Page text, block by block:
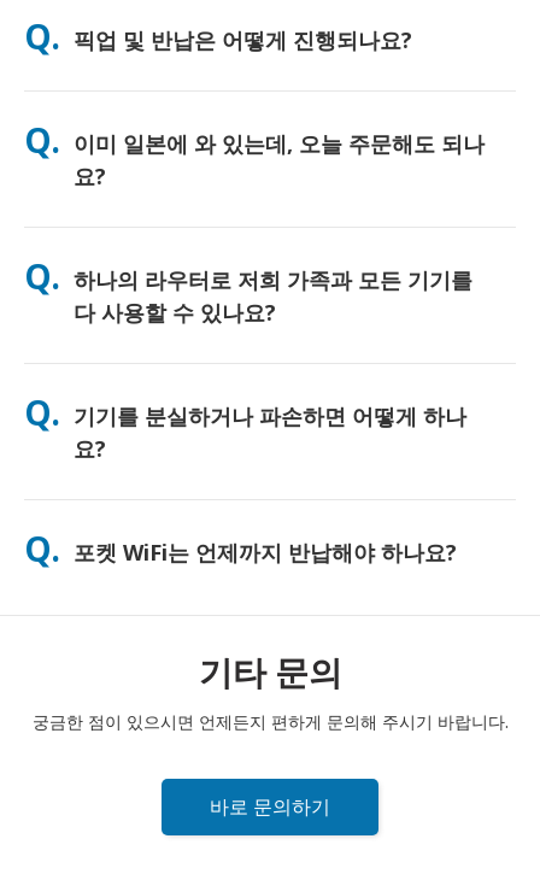
만큼 데이터를 자유롭게 사용하실 수 있습니다. 다만, 모든 모바일
네트워크와 마찬가지로 일시적인 통신망 혼잡으로 인해 속도 저하
가 발생할 수 있습니다. 만약 정책적인 속도 제한이 발생할 경우,
Q. 픽업 및 반납은 어떻게 진행되나요?
주요 공항에서 직접 수령하시거나, 호텔 또는 숙소로 배송받으실
포함된 선불 반납 봉투를 사용하여 일본 내 어느 우체통이든 편리
하게 반납하시면 됩니다. 복잡한 서류 작성이나 카운터 대기 없이
간편하게 서비스를 이용하실 수 있습니다.
Q. 이미 일본에 와 있는데, 오늘 주문해도 되나
요?
네, 당일 공항 픽업이 가능합니다. 호텔 배송의 경우, 보통 다음 날
역에서 가장 빠른 수령 방법을 알고 싶으시다면, 언제든지 저희에
게 문의해 주세요. 친절하게 안내해 드리겠습니다.
Q. 하나의 라우터로 저희 가족과 모든 기기를
다 사용할 수 있나요?
네, 최대 10대까지(폰, 태블릿, 노트북 등) 동시에 연결하여 사용하
하게 사용하시도록 무료 보조 배터리를 함께 제공해 드리고 있습
니다.
Q. 기기를 분실하거나 파손하면 어떻게 하나
요?
결제 시 분실 또는 파손에 대비한 보험을 추가할 수 있습니다. 보험
에게 연락해 주세요. 연결을 유지하실 수 있도록 도와드리겠습니
다.
Q. 포켓 WiFi는 언제까지 반납해야 하나요?
기타 문의
궁금한 점이 있으시면 언제든지 편하게 문의해 주시기 바랍니다.
바로 문의하기